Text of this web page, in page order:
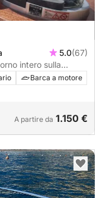
5.0(67)
intero sulla
costa in tuttaBarca a motore
A partire da 1.150 €